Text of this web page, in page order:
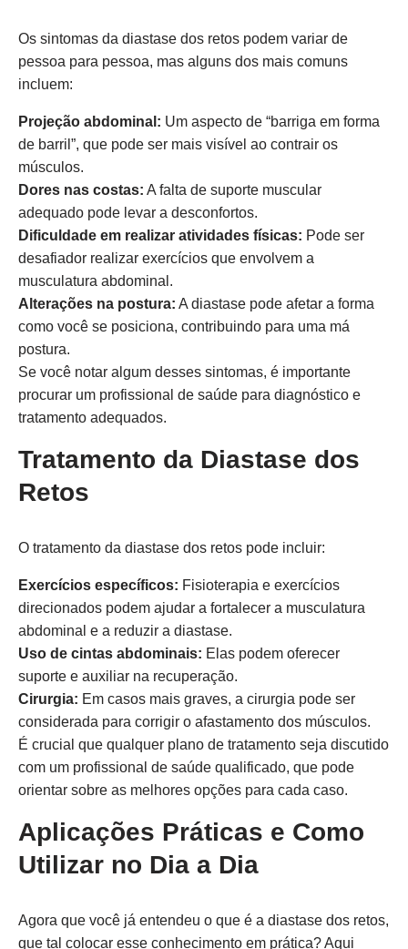
Os sintomas da diastase dos retos podem variar de
pessoa para pessoa, mas alguns dos mais comuns
incluem:
Projeção abdominal: Um aspecto de “barriga em forma
de barril”, que pode ser mais visível ao contrair os
músculos.
Dores nas costas: A falta de suporte muscular
adequado pode levar a desconfortos.
Dificuldade em realizar atividades físicas: Pode ser
desafiador realizar exercícios que envolvem a
musculatura abdominal.
Alterações na postura: A diastase pode afetar a forma
como você se posiciona, contribuindo para uma má
postura.
Se você notar algum desses sintomas, é importante
procurar um profissional de saúde para diagnóstico e
tratamento adequados.
Tratamento da Diastase dos
Retos
O tratamento da diastase dos retos pode incluir:
Exercícios específicos: Fisioterapia e exercícios
direcionados podem ajudar a fortalecer a musculatura
abdominal e a reduzir a diastase.
Uso de cintas abdominais: Elas podem oferecer
suporte e auxiliar na recuperação.
Cirurgia: Em casos mais graves, a cirurgia pode ser
considerada para corrigir o afastamento dos músculos.
É crucial que qualquer plano de tratamento seja discutido
com um profissional de saúde qualificado, que pode
orientar sobre as melhores opções para cada caso.
Aplicações Práticas e Como
Utilizar no Dia a Dia
Agora que você já entendeu o que é a diastase dos retos,
que tal colocar esse conhecimento em prática? Aqui